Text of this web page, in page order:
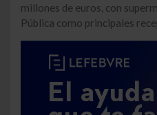
millones de euros, con
Pública como principales